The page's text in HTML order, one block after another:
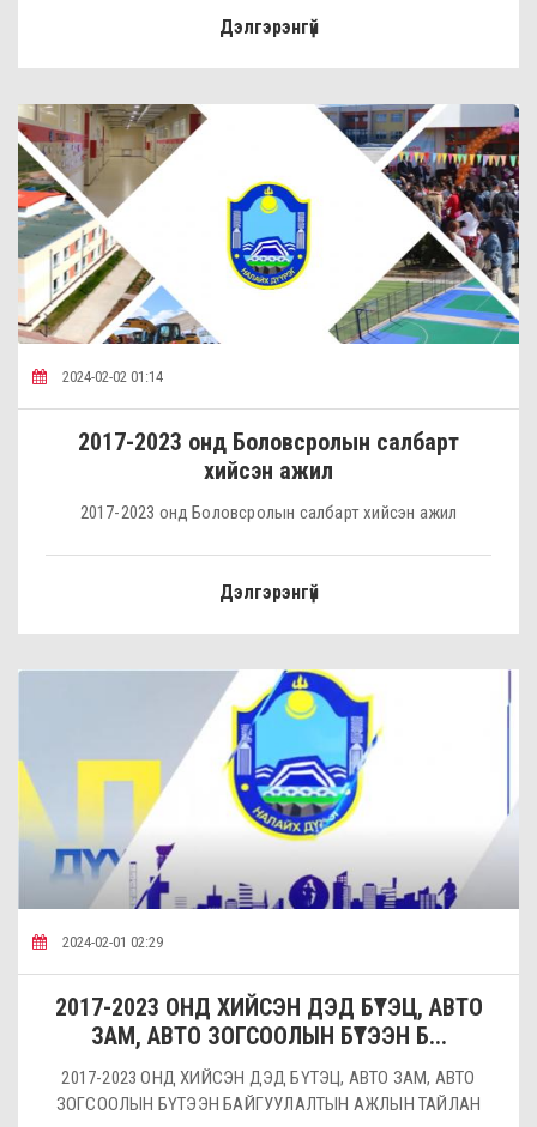
Дэлгэрэнгүй
2024-02-02 01:14
2017-2023 онд Боловсролын салбарт
хийсэн ажил
2017-2023 онд Боловсролын салбарт хийсэн ажил
Дэлгэрэнгүй
2024-02-01 02:29
2017-2023 ОНД ХИЙСЭН ДЭД БҮТЭЦ, АВТО
ЗАМ, АВТО ЗОГСООЛЫН БҮТЭЭН Б...
2017-2023 ОНД ХИЙСЭН ДЭД БҮТЭЦ, АВТО ЗАМ, АВТО
ЗОГСООЛЫН БҮТЭЭН БАЙГУУЛАЛТЫН АЖЛЫН ТАЙЛАН